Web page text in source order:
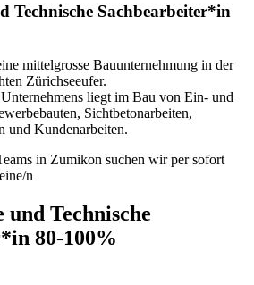
Technische Sachbearbeiter*in
mittelgrosse Bauunternehmung in der
Zürichseeufer.
liegt im Bau von Ein- und
Sichtbetonarbeiten,
und Kundenarbeiten.
in Zumikon suchen wir per sofort
n
Technische
80-100%